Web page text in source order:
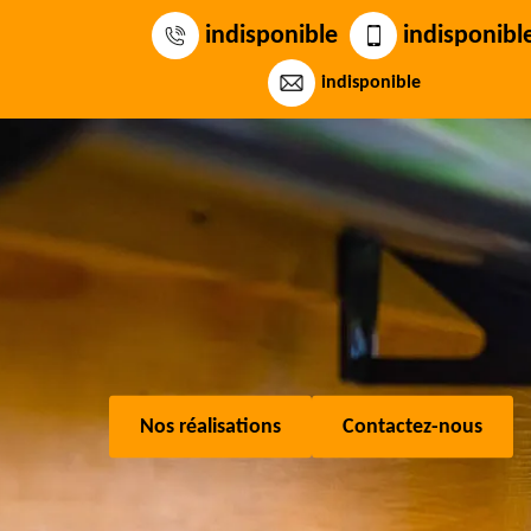
indisponible
indisponible
Nos réalisations Contactez-nous